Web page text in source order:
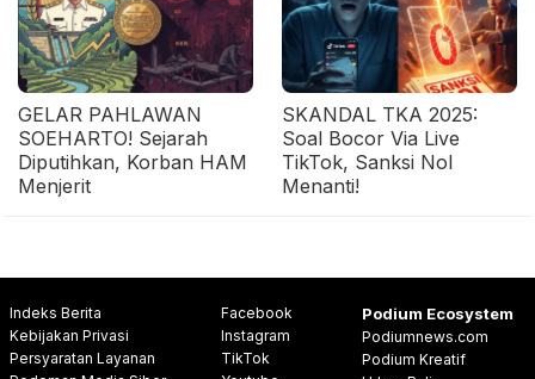
GELAR PAHLAWAN
SOEHARTO! Sejarah
Diputihkan, Korban HAM
Menjerit
SKANDAL TKA 2025:
Soal Bocor Via Live
TikTok, Sanksi Nol
Menanti!
Indeks Berita
Kebijakan Privasi
Persyaratan Layanan
Facebook
Instagram
TikTok
Podium Ecosystem
Podiumnews.com
Podium Kreatif